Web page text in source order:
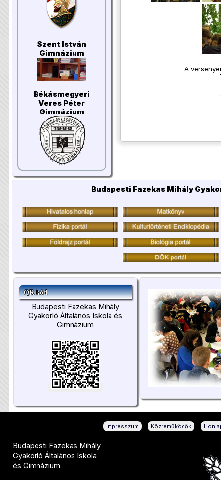
Szent István
Gimnázium
Békásmegyeri
Veres Péter
Gimnázium
A
Budapesti Fazekas Mihály
QR kód
Budapesti Fazekas Mihály
Gyakorló Általános Iskola és
Gimnázium
Impresszum Közreműködők
Budapesti Fazekas Mihály
Gyakorló Általános Iskola
és Gimnázium